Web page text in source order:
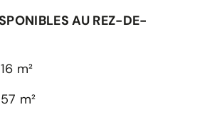
AU REZ-DE-
m²
m²